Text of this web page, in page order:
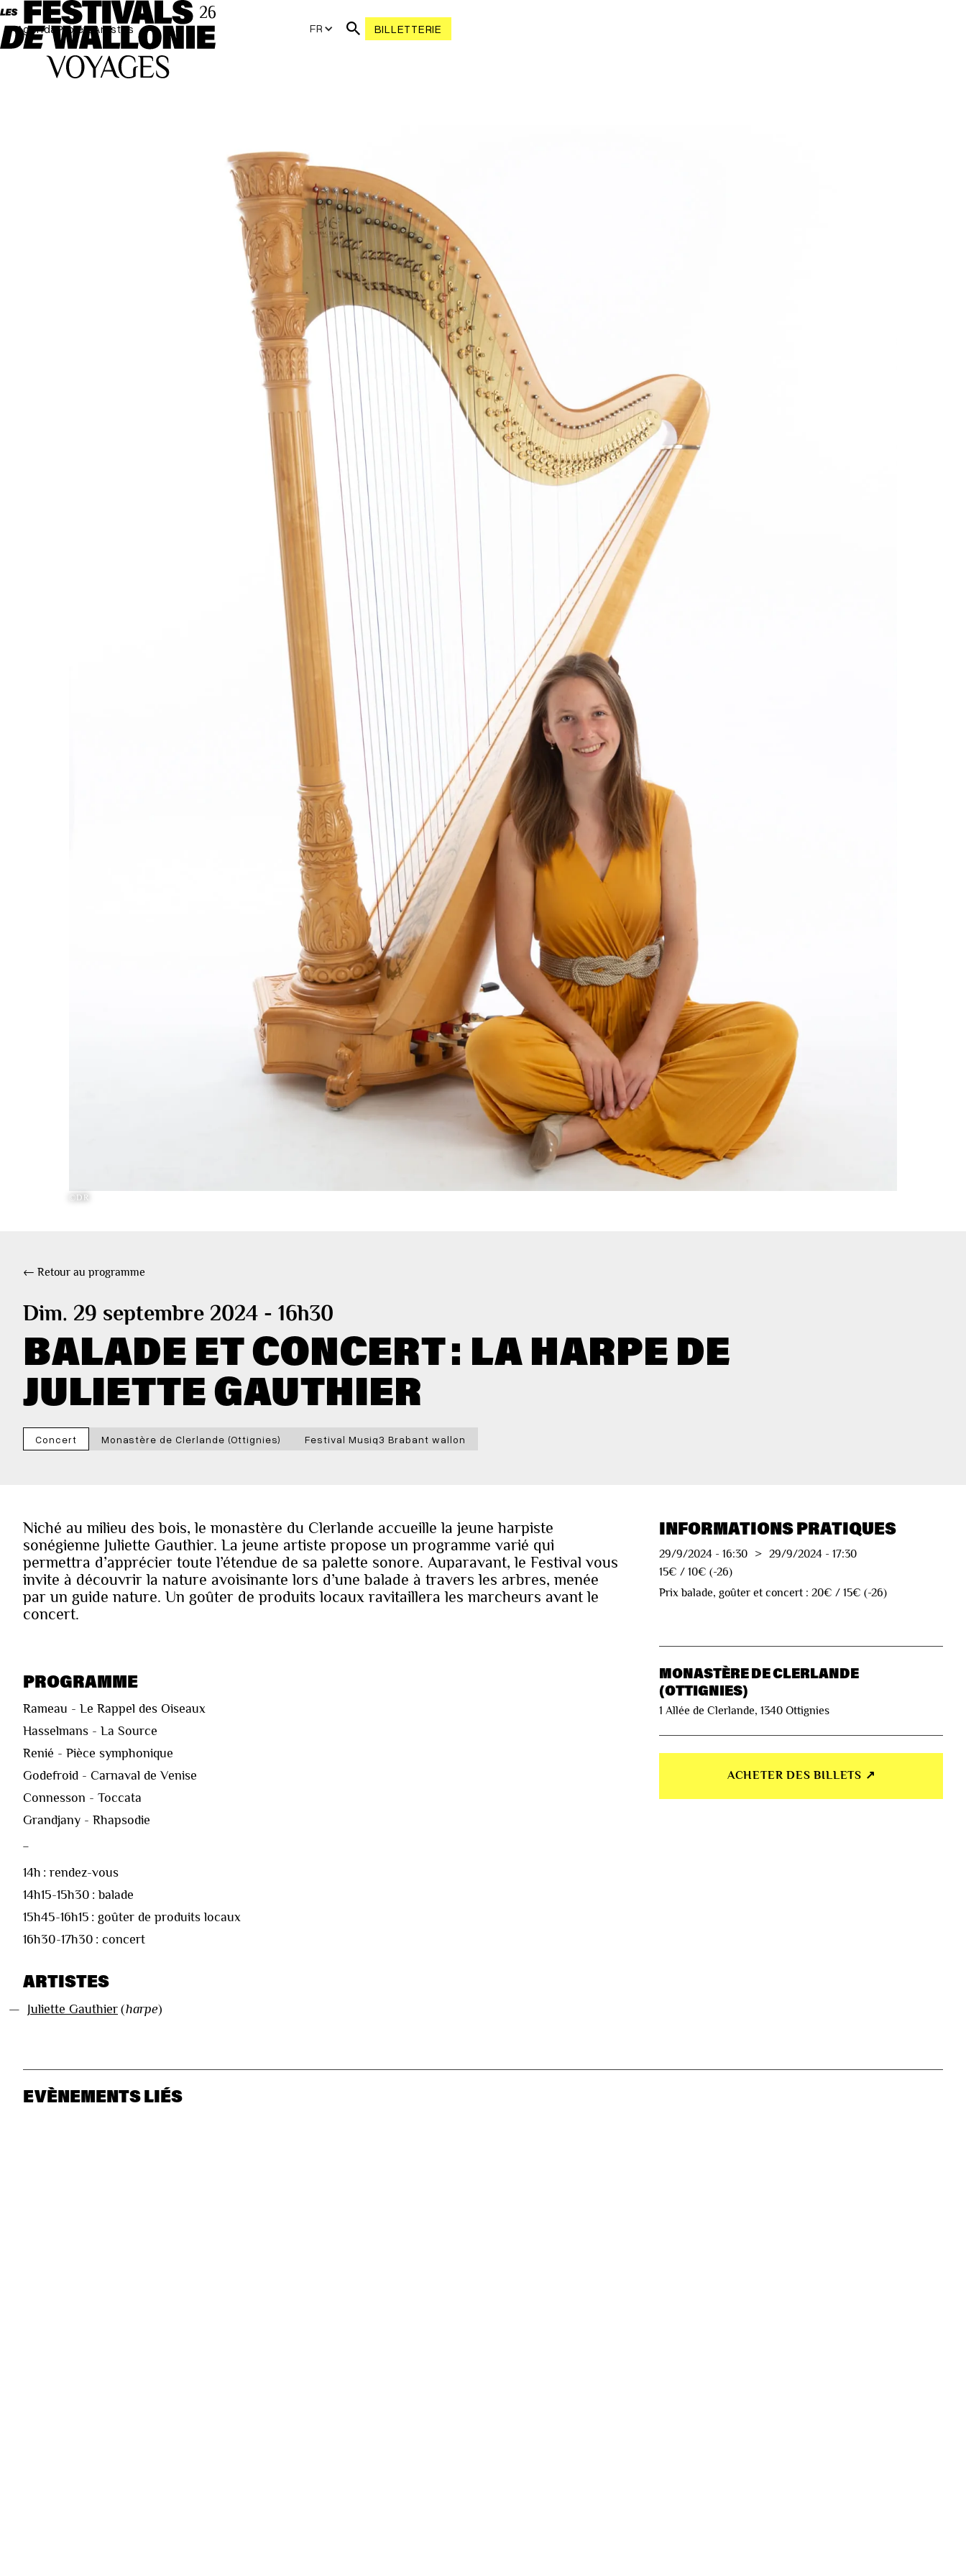
AgendaProjetsArtistes FR BILLETTERIE
©DR
← Retour au programme
Dim. 29 septembre 2024 - 16h30
BALADE ET CONCERT : LA HARPE DE
JULIETTE GAUTHIER
Concert Monastère de Clerlande (Ottignies) Festival Musiq3 Brabant wallon
Niché au milieu des bois, le monastère du Clerlande accueille la jeune harpiste
sonégienne Juliette Gauthier. La jeune artiste propose un programme varié qui
permettra d’apprécier toute l’étendue de sa palette sonore. Auparavant, le Festival vous
invite à découvrir la nature avoisinante lors d’une balade à travers les arbres, menée
par un guide nature. Un goûter de produits locaux ravitaillera les marcheurs avant le
concert.
PROGRAMME
Rameau - Le Rappel des Oiseaux
Hasselmans - La Source
Renié - Pièce symphonique
Godefroid - Carnaval de Venise
Connesson - Toccata
Grandjany - Rhapsodie
14h : rendez-vous
14h15-15h30 : balade
15h45-16h15 : goûter de produits locaux
16h30-17h30 : concert
ARTISTES
— Juliette Gauthier (harpe)
INFORMATIONS PRATIQUES
29/9/2024 -16:30 > 29/9/2024 -17:30
15€ / 10€ (-26)
Prix balade, goûter et concert : 20€ / 15€ (-26)
MONASTÈRE DE CLERLANDE
(OTTIGNIES)
1 Allée de Clerlande, 1340 Ottignies
ACHETER DES BILLETS ↗︎
EVÈNEMENTS LIÉS